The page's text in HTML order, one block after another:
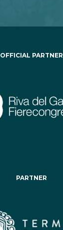
OFFICIAL PARTNER
PARTNER